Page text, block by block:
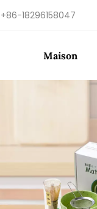
+86-18296158047
Maison